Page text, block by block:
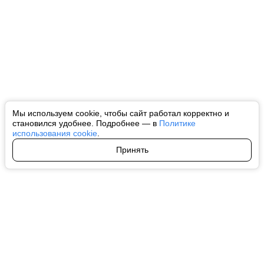
Мы используем cookie, чтобы сайт работал корректно и
становился удобнее. Подробнее — в Политике
использования cookie
Принять